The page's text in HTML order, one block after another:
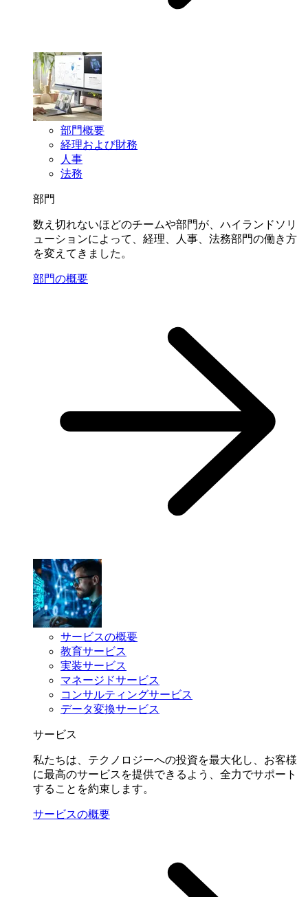
部門概要
経理および財務
人事
法務
部門
数え切れないほどのチームや部門が、ハイランドソリ
ューションによって、経理、人事、法務部門の働き方
を変えてきました。
部門の概要
サービスの概要
教育サービス
実装サービス
マネージドサービス
コンサルティングサービス
データ変換サービス
サービス
私たちは、テクノロジーへの投資を最大化し、お客様
に最高のサービスを提供できるよう、全力でサポート
することを約束します。
サービスの概要